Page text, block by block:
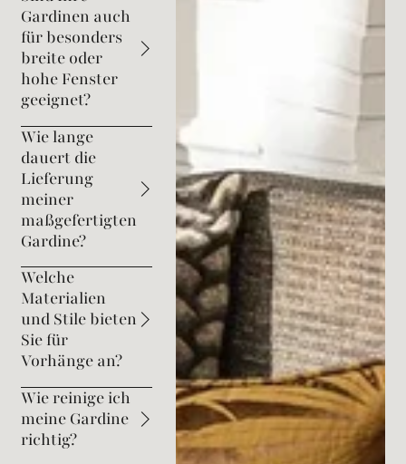
Gardinen auch
für besonders
breite oder
hohe Fenster
geeignet?
Wie lange
dauert die
Lieferung
meiner
maßgefertigten
Gardine?
Welche
Materialien
und Stile bieten
Sie für
Vorhänge an?
Wie reinige ich
meine Gardine
richtig?